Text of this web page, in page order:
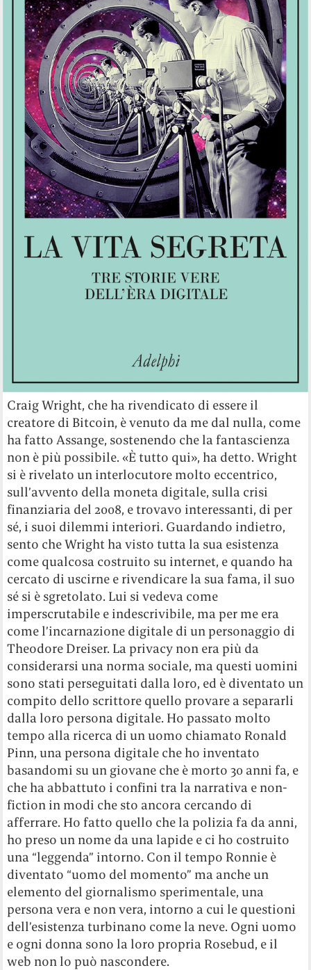
Craig Wright, che ha rivendicato di essere il
creatore di Bitcoin, è venuto da me dal nulla, come
ha fatto Assange, sostenendo che la fantascienza
non è più possibile. «È tutto qui», ha detto. Wright
si è rivelato un interlocutore molto eccentrico,
sull’avvento della moneta digitale, sulla crisi
finanziaria del 2008, e trovavo interessanti, di per
sé, i suoi dilemmi interiori. Guardando indietro,
sento che Wright ha visto tutta la sua esistenza
come qualcosa costruito su internet, e quando ha
cercato di uscirne e rivendicare la sua fama, il suo
sé si è sgretolato. Lui si vedeva come
imperscrutabile e indescrivibile, ma per me era
come l’incarnazione digitale di un personaggio di
Theodore Dreiser. La privacy non era più da
considerarsi una norma sociale, ma questi uomini
sono stati perseguitati dalla loro, ed è diventato un
compito dello scrittore quello provare a separarli
dalla loro persona digitale. Ho passato molto
tempo alla ricerca di un uomo chiamato Ronald
Pinn, una persona digitale che ho inventato
basandomi su un giovane che è morto 30 anni fa, e
che ha abbattuto i confini tra la narrativa e non-
fiction in modi che sto ancora cercando di
afferrare. Ho fatto quello che la polizia fa da anni,
ho preso un nome da una lapide e ci ho costruito
una “leggenda” intorno. Con il tempo Ronnie è
diventato “uomo del momento” ma anche un
elemento del giornalismo sperimentale, una
persona vera e non vera, intorno a cui le questioni
dell’esistenza turbinano come la neve. Ogni uomo
e ogni donna sono la loro propria Rosebud, e il
web non lo può nascondere.